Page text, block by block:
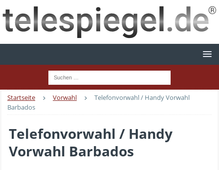
Startseite Vorwahl
Telefonvorwahl / Handy Vorwahl
Barbados
Telefonvorwahl / Handy
Vorwahl Barbados